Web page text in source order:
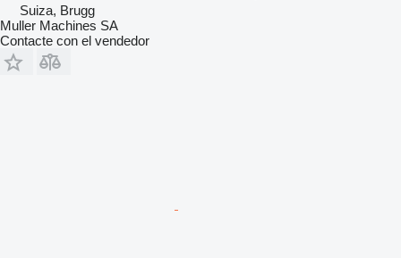
Suiza, Brugg
Muller Machines SA
Contacte con el vendedor